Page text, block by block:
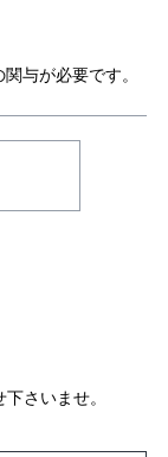
与が必要です。
さいませ。